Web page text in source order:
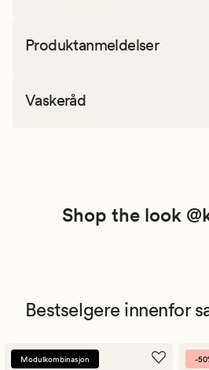
Produktanmeldelser
Vaskeråd
Shop the look
Bestselgere innenfor
Modulkombinasjon -